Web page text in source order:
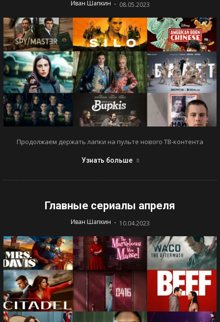
Иван Шапкин - 08.05.2023
Продолжаем держать лапки на пульте нового ТВ-контента
Узнать больше
Главные сериалы апреля
Иван Шапкин - 10.04.2023